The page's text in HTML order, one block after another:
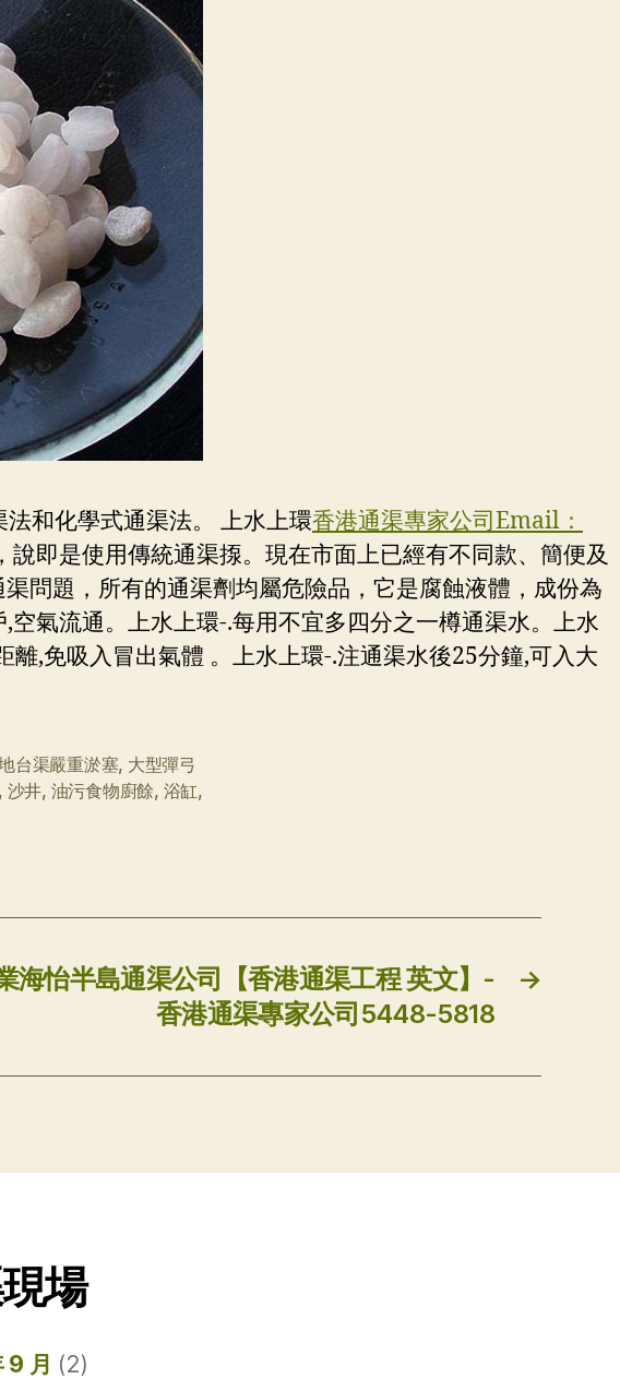
和化學式通渠法。 上水上環香港通渠專家公司Email：
即是使用傳統通渠揼。現在市面上已經有不同款、簡便及
問題，所有的通渠劑均屬危險品，它是腐蝕液體，成份為
氣流通。上水上環-.每用不宜多四分之一樽通渠水。上水
,免吸入冒出氣體 。上水上環-.注通渠水後25分鐘,可入大
台渠嚴重淤塞, 大型彈弓
沙井, 油污食物廚餘, 浴缸,
→
海怡半島通渠公司【香港通渠工程 英文】-
香港通渠專家公司5448-5818
場
月 (2)